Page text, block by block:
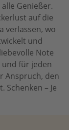
Genießer.
auf die
verlassen, wo
und
Note
und für jeden
Anspruch, den
Schenken – Je